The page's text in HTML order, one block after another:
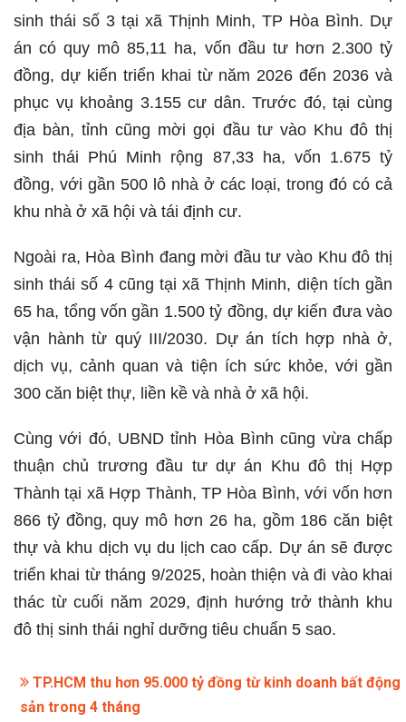
sinh thái số 3 tại xã Thịnh Minh, TP Hòa Bình. Dự
án có quy mô 85,11 ha, vốn đầu tư hơn 2.300 tỷ
đồng, dự kiến triển khai từ năm 2026 đến 2036 và
phục vụ khoảng 3.155 cư dân. Trước đó, tại cùng
địa bàn, tỉnh cũng mời gọi đầu tư vào Khu đô thị
sinh thái Phú Minh rộng 87,33 ha, vốn 1.675 tỷ
đồng, với gần 500 lô nhà ở các loại, trong đó có cả
khu nhà ở xã hội và tái định cư.
Ngoài ra, Hòa Bình đang mời đầu tư vào Khu đô thị
sinh thái số 4 cũng tại xã Thịnh Minh, diện tích gần
65 ha, tổng vốn gần 1.500 tỷ đồng, dự kiến đưa vào
vận hành từ quý III/2030. Dự án tích hợp nhà ở,
dịch vụ, cảnh quan và tiện ích sức khỏe, với gần
300 căn biệt thự, liền kề và nhà ở xã hội.
Cùng với đó, UBND tỉnh Hòa Bình cũng vừa chấp
thuận chủ trương đầu tư dự án Khu đô thị Hợp
Thành tại xã Hợp Thành, TP Hòa Bình, với vốn hơn
866 tỷ đồng, quy mô hơn 26 ha, gồm 186 căn biệt
thự và khu dịch vụ du lịch cao cấp. Dự án sẽ được
triển khai từ tháng 9/2025, hoàn thiện và đi vào khai
thác từ cuối năm 2029, định hướng trở thành khu
đô thị sinh thái nghỉ dưỡng tiêu chuẩn 5 sao.
TP.HCM thu hơn 95.000 tỷ đồng từ kinh doanh bất động
sản trong 4 tháng